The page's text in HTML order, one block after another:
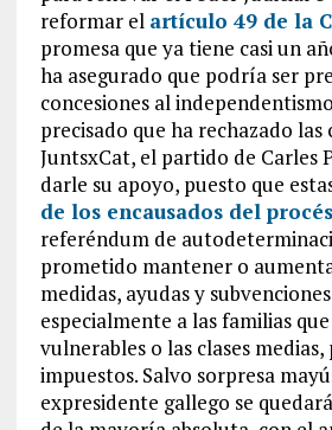
reformar el artículo 49 de la
promesa que ya tiene casi un
ha asegurado que podría ser
concesiones al
precisado que ha rechazado las
JuntsxCat, el partido de Carles
darle su apoyo, puesto que
de los encausados del
referéndum de
prometido mantener o
medidas, ayudas y
especialmente a las familias
vulnerables o las clases
impuestos. Salvo sorpresa
expresidente gallego se